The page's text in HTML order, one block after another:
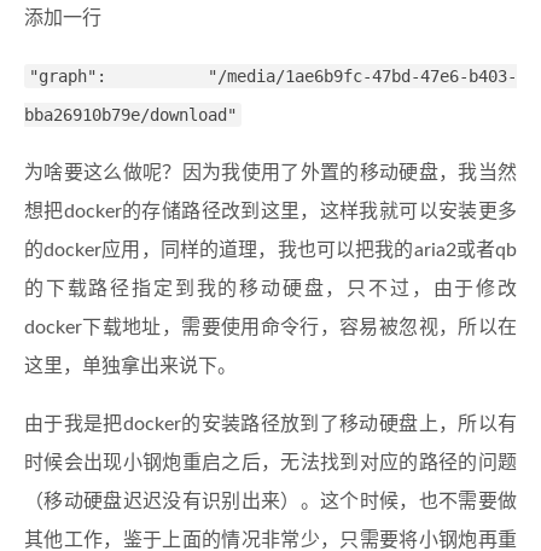
添加一行
"graph": "/media/1ae6b9fc-47bd-47e6-b403-
bba26910b79e/download"
为啥要这么做呢？因为我使用了外置的移动硬盘，我当然
想把docker的存储路径改到这里，这样我就可以安装更多
的docker应用，同样的道理，我也可以把我的aria2或者qb
的下载路径指定到我的移动硬盘，只不过，由于修改
docker下载地址，需要使用命令行，容易被忽视，所以在
这里，单独拿出来说下。
由于我是把docker的安装路径放到了移动硬盘上，所以有
时候会出现小钢炮重启之后，无法找到对应的路径的问题
（移动硬盘迟迟没有识别出来）。这个时候，也不需要做
其他工作，鉴于上面的情况非常少，只需要将小钢炮再重